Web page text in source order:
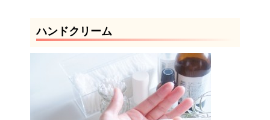
ハンドクリーム